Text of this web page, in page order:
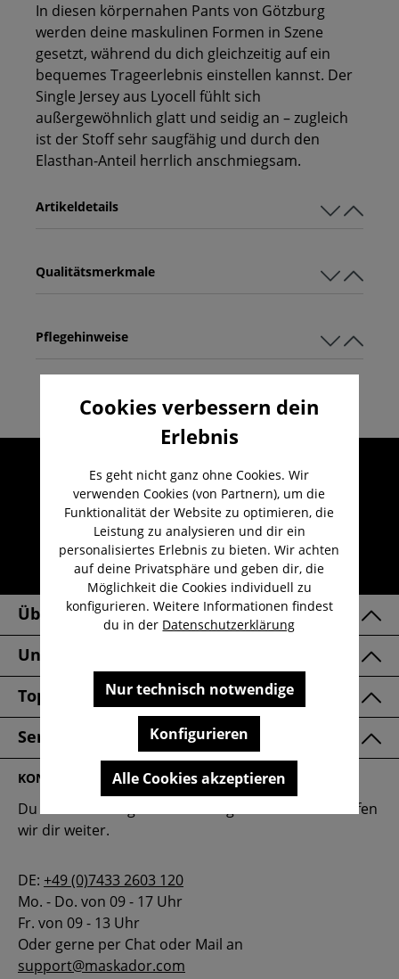
In diesen körpernahen Pants von Götzburg
werden deine maskulinen Formen in Szene
gesetzt, während du dich gleichzeitig auf ein
bequemes Trageerlebnis einstellen kannst. Der
Single Jersey aus Lyocell fühlt sich
außergewöhnlich glatt und seidig an – zugleich
ist der Stoff sehr saugfähig und durch den
Elasthan-Anteil herrlich anschmiegsam.
Qualitätsmerkmale
Artikeldetails
Pflegehinweise
Kauf auf Rechnung
Kostenloser Versand ab 29,-€
Lieferzeit 1-3 Werktage
30 Tage kostenlose Retoure
Über Uns
Unsere Marken
Top Kategorien
Service & FAQ
KONTAKT
Du hast eine Frage oder benötigst Hilfe? Gerne helfen
wir dir weiter.
DE: +49 (0)7433 2603 120
Mo. - Do. von 09 - 17 Uhr
Fr. von 09 - 13 Uhr
Oder gerne per Chat oder Mail an
support@maskador.com
Cookies verbessern dein
Erlebnis
Es geht nicht ganz ohne Cookies. Wir
verwenden Cookies (von Partnern), um die
Funktionalität der Website zu optimieren, die
Leistung zu analysieren und dir ein
personalisiertes Erlebnis zu bieten. Wir achten
auf deine Privatsphäre und geben dir, die
Möglichkeit die Cookies individuell zu
konfigurieren. Weitere Informationen findest
du in der Datenschutzerklärung
Nur technisch notwendige
Konfigurieren
Alle Cookies akzeptieren